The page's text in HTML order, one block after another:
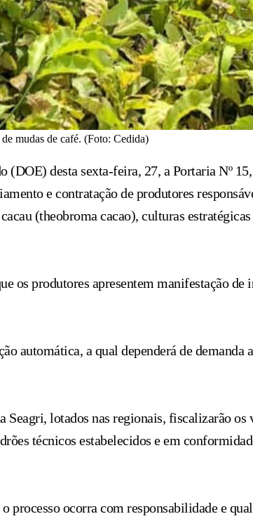
mudas de café. (Foto: Cedida)
desta sexta-feira, 27, a Portaria Nº
e contratação de produtores
(theobroma cacao), culturas
produtores apresentem manifestação de
automática, a qual dependerá de
lotados nas regionais, fiscalizarão os
técnicos estabelecidos e em
processo ocorra com responsabilidade e